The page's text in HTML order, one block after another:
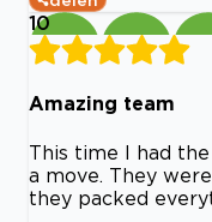
10
Amazing team
This time I had
a move. They
they packed